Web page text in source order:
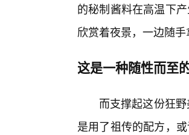
的秘制酱料在高温下
欣赏着夜景，一边随
这是一种随性而至
而支撑起这份狂
是用了祖传的配方，